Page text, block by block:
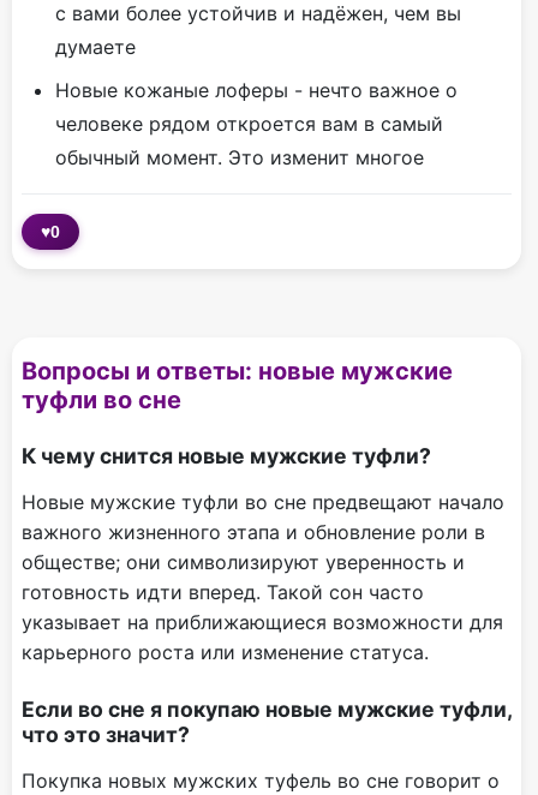
с вами более устойчив и надёжен, чем вы
думаете
Новые кожаные лоферы - нечто важное о
человеке рядом откроется вам в самый
обычный момент. Это изменит многое
♥0
Вопросы и ответы: новые мужские
туфли во сне
К чему снится новые мужские туфли?
Новые мужские туфли во сне предвещают начало
важного жизненного этапа и обновление роли в
обществе; они символизируют уверенность и
готовность идти вперед. Такой сон часто
указывает на приближающиеся возможности для
карьерного роста или изменение статуса.
Если во сне я покупаю новые мужские туфли,
что это значит?
Покупка новых мужских туфель во сне говорит о